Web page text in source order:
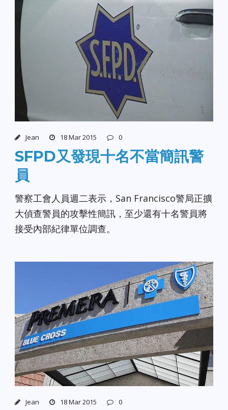
Jean 18 Mar 2015 0
SFPD又發現十名不當簡訊警
員
警察工會人員週二表示，San Francisco警局正擴
大偵查警員的攻擊性簡訊，至少還有十名警員將
接受內部紀律單位調查。
Jean 18 Mar 2015 0